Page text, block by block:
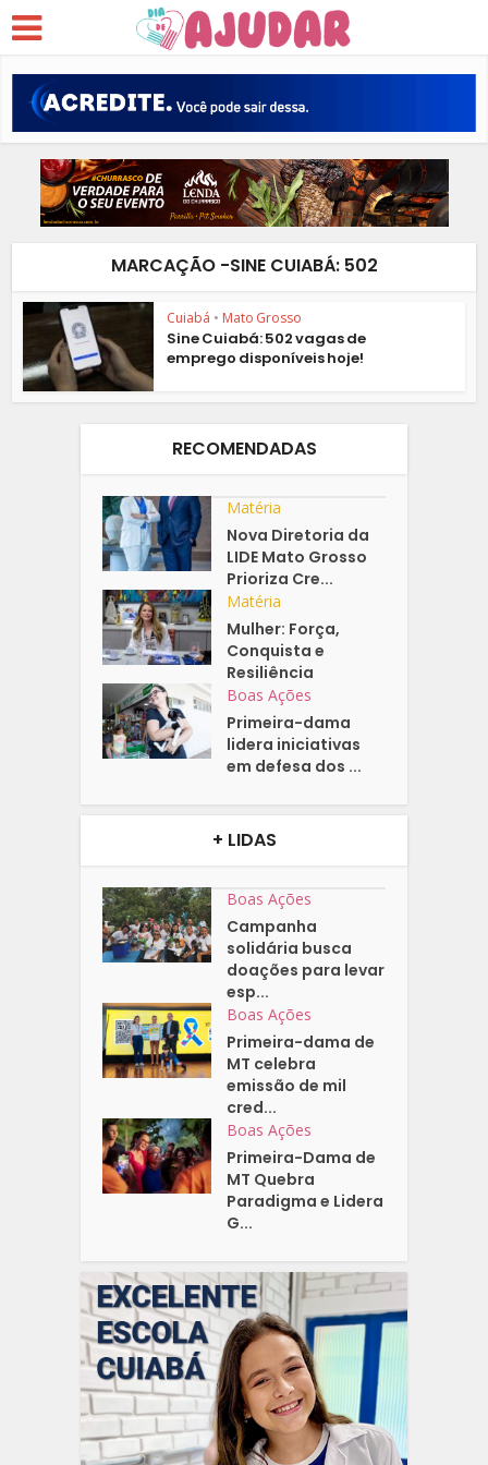
MARCAÇÃO -SINE CUIABÁ: 502
Cuiabá • Mato Grosso
Sine Cuiabá: 502 vagas de
emprego disponíveis hoje!
RECOMENDADAS
Matéria
Nova Diretoria da
LIDE Mato Grosso
Prioriza Cre...
Matéria
Mulher: Força,
Conquista e
Resiliência
Boas Ações
Primeira-dama
lidera iniciativas
em defesa dos ...
+ LIDAS
Boas Ações
Campanha
solidária busca
doações para levar
esp...
Boas Ações
Primeira-dama de
MT celebra
emissão de mil
cred...
Boas Ações
Primeira-Dama de
MT Quebra
Paradigma e Lidera
G...